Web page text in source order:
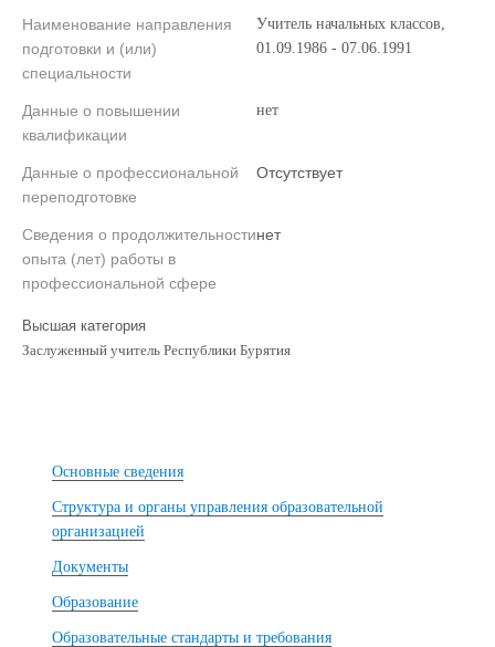
Наименование направления
подготовки и (или)
специальности
Учитель начальных классов,
01.09.1986 - 07.06.1991
Данные о повышении
квалификации
нет
Данные о профессиональной
переподготовке
Отсутствует
Сведения о продолжительности
опыта (лет) работы в
профессиональной сфере
нет
Высшая категория
Заслуженный учитель Республики Бурятия
Основные сведения
Структура и органы управления образовательной
организацией
Документы
Образование
Образовательные стандарты и требования